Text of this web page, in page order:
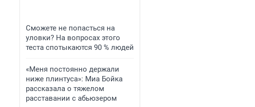
Сможете не попасться на
уловки? На вопросах этого
теста спотыкаются 90 % людей
«Меня постоянно держали
ниже плинтуса»: Миа Бойка
рассказала о тяжелом
расставании с абьюзером